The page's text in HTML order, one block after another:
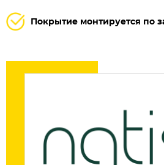
Покрытие монтируется по